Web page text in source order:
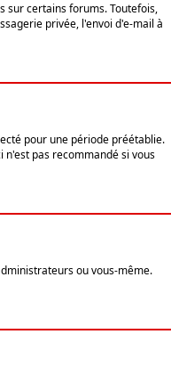
sur certains forums. Toutefois,
privée, l'envoi d'e-mail à
pour une période préétablie.
pas recommandé si vous
ou vous-même.